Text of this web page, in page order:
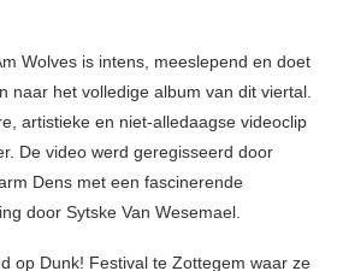
Wolves is intens, meeslepend en doet
naar het volledige album van dit viertal.
artistieke en niet-alledaagse videoclip
De video werd geregisseerd door
Dens met een fascinerende
door Sytske Van Wesemael.
op Dunk! Festival te Zottegem waar ze